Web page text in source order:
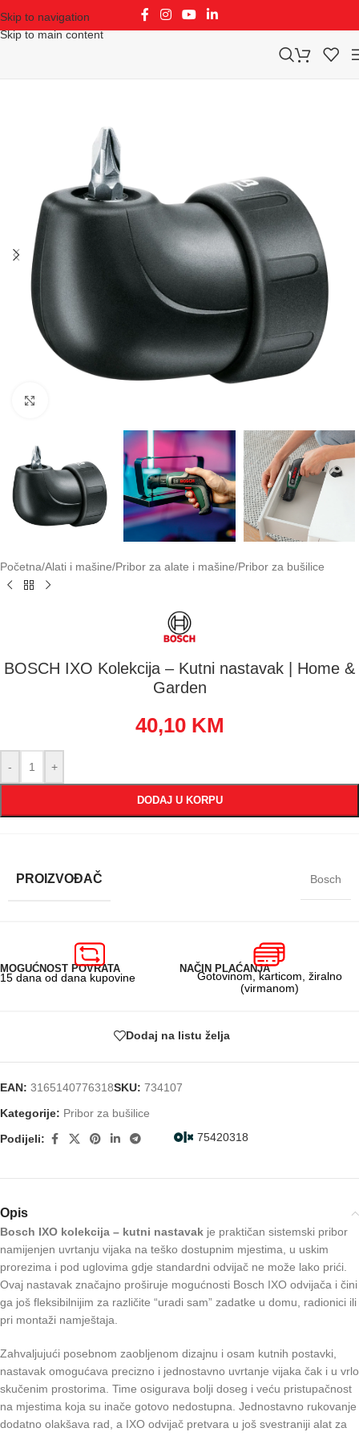
Skip to navigation
Skip to main content
Početna/Alati i mašine/Pribor za alate i mašine/Pribor za bušilice
BOSCH IXO Kolekcija – Kutni nastavak | Home &
Garden
40,10 KM
- +
DODAJ U KORPU
PROIZVOĐAČ Bosch
MOGUĆNOST POVRATA
15 dana od dana kupovine
NAČIN PLAĆANJA
Gotovinom, karticom, žiralno
(virmanom)
Dodaj na listu želja
EAN: 3165140776318SKU: 734107
Kategorije: Pribor za bušilice
75420318
Podijeli:
Opis
Bosch IXO kolekcija – kutni nastavak je praktičan sistemski pribor
namijenjen uvrtanju vijaka na teško dostupnim mjestima, u uskim
prorezima i pod uglovima gdje standardni odvijač ne može lako prići.
Ovaj nastavak značajno proširuje mogućnosti Bosch IXO odvijača i čini
ga još fleksibilnijim za različite “uradi sam” zadatke u domu, radionici ili
pri montaži namještaja.
Zahvaljujući posebnom zaobljenom dizajnu i osam kutnih postavki,
nastavak omogućava precizno i jednostavno uvrtanje vijaka čak i u vrlo
skučenim prostorima. Time osigurava bolji doseg i veću pristupačnost
na mjestima koja su inače gotovo nedostupna. Jednostavno rukovanje
dodatno olakšava rad, a IXO odvijač pretvara u još svestraniji alat za